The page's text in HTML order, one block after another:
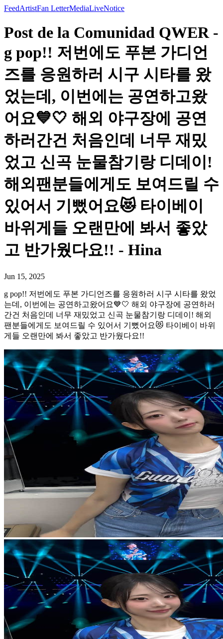
FeedArtistFan LetterMediaLiveNotice
Post de la Comunidad QWER -
g pop!! 저번에도 푸본 가디언
즈를 응원하러 시구 시타를 왔
었는데, 이번에는 공연하고왔
어요💙🤍 해외 야구장에 공연
하러간건 처음인데 너무 재밌
었고 신곡 눈물참기랑 디데이!
해외팬분들에게도 보여드릴 수
있어서 기뻤어요😻 타이베이
바위게들 오랜만에 봐서 좋았
고 반가웠다요!! - Hina
Jun 15, 2025
g pop!! 저번에도 푸본 가디언즈를 응원하러 시구 시타를 왔었
는데, 이번에는 공연하고왔어요💙🤍 해외 야구장에 공연하러
간건 처음인데 너무 재밌었고 신곡 눈물참기랑 디데이! 해외
팬분들에게도 보여드릴 수 있어서 기뻤어요😻 타이베이 바위
게들 오랜만에 봐서 좋았고 반가웠다요!!